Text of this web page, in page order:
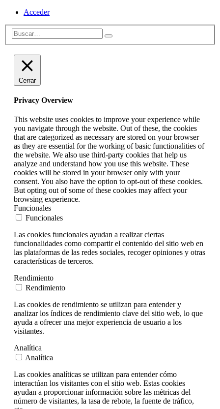
Acceder
Cerrar
Privacy Overview
This website uses cookies to improve your experience while
you navigate through the website. Out of these, the cookies
that are categorized as necessary are stored on your browser
as they are essential for the working of basic functionalities of
the website. We also use third-party cookies that help us
analyze and understand how you use this website. These
cookies will be stored in your browser only with your
consent. You also have the option to opt-out of these cookies.
But opting out of some of these cookies may affect your
browsing experience.
Funcionales
Funcionales
Las cookies funcionales ayudan a realizar ciertas
funcionalidades como compartir el contenido del sitio web en
las plataformas de las redes sociales, recoger opiniones y otras
características de terceros.
Rendimiento
Rendimiento
Las cookies de rendimiento se utilizan para entender y
analizar los índices de rendimiento clave del sitio web, lo que
ayuda a ofrecer una mejor experiencia de usuario a los
visitantes.
Analítica
Analítica
Las cookies analíticas se utilizan para entender cómo
interactúan los visitantes con el sitio web. Estas cookies
ayudan a proporcionar información sobre las métricas del
número de visitantes, la tasa de rebote, la fuente de tráfico,